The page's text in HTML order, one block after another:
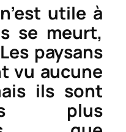
utile à
se meurt,
paysans
vu aucune
ils sont
plus